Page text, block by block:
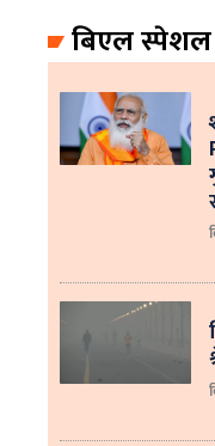
बिएल स्पेशल